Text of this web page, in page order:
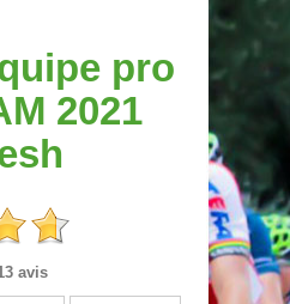
pro
2021
avis